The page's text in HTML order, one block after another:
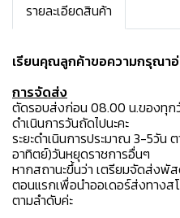
รายละเอียดสินค้า
เรียนคุณลูกค้าขอความกรุณาอ่
การจัดส่ง
ตัดรอบส่งก่อน 08.00 น.ของทุก
ดำเนินการวันถัดไปนะคะ
ระยะดำเนินการประมาณ 3-5วัน
อาทิตย์)วันหยุดราชการอื่นๆ
หากสถานะขึ้นว่า เตรียมจัดส่งพั
ตอนแรกเพื่อนำออเดอร์ส่งทาง
ตามลำดับค่ะ